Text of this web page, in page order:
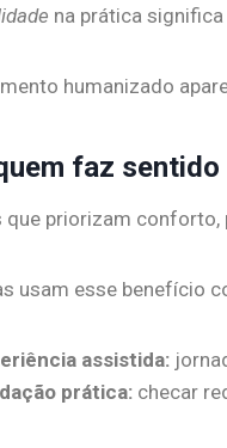
na prática
humanizado
faz
que priorizam
usam esse benefício
assistida:
prática: checar